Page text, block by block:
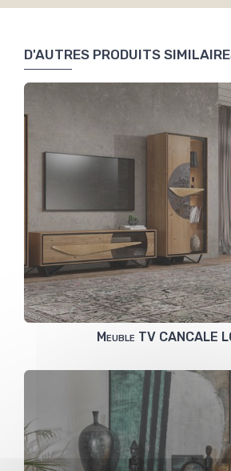
D'AUTRES PRODUITS
Meuble TV CANCALE